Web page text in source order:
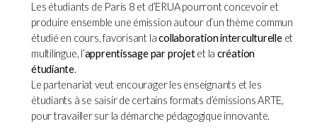
Les étudiants de Paris 8 et d’ERUA pourront concevoir et
produire ensemble une émission autour d’un thème commun
étudié en cours, favorisant lacollaboration interculturelleet
multilingue, l’apprentissage par projetet la création
étudiante.
Le partenariat veut encourager les enseignants et les
étudiants à se saisir de certains formats d’émissions ARTE,
pour travailler sur la démarche pédagogique innovante.